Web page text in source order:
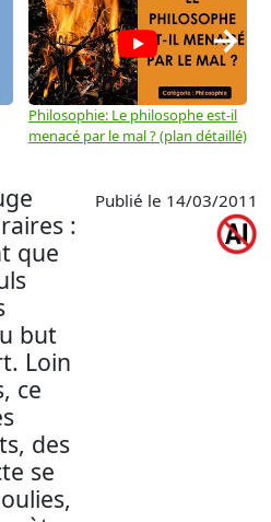
Philosophie: Le philosophe est-il
menacé par le mal ? (plan détaillé)
→
:
que
but
Loin
ce
des
se
Publié le 14/03/2011